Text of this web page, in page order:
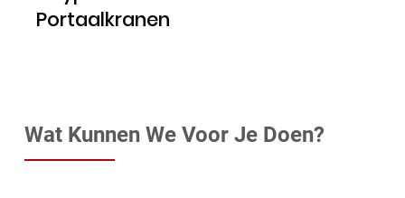
Portaalkranen
Wat Kunnen We Voor Je Doen?